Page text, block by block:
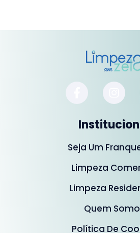
Seja Um
Limpeza
Limpeza
Quem
Política De